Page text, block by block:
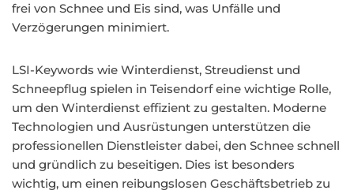
frei von Schnee und Eis sind, was Unfälle und
Verzögerungen minimiert.
LSI-Keywords wie Winterdienst, Streudienst und
Schneepflug spielen in Teisendorf eine wichtige Rolle,
um den Winterdienst effizient zu gestalten. Moderne
Technologien und Ausrüstungen unterstützen die
professionellen Dienstleister dabei, den Schnee schnell
und gründlich zu beseitigen. Dies ist besonders
wichtig, um einen reibungslosen Geschäftsbetrieb zu